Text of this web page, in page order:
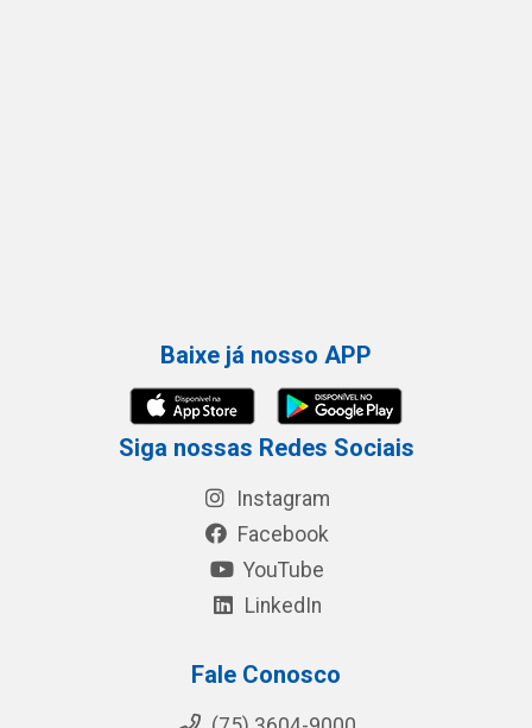
Baixe já nosso APP
Siga nossas Redes Sociais
Instagram
Facebook
YouTube
LinkedIn
Fale Conosco